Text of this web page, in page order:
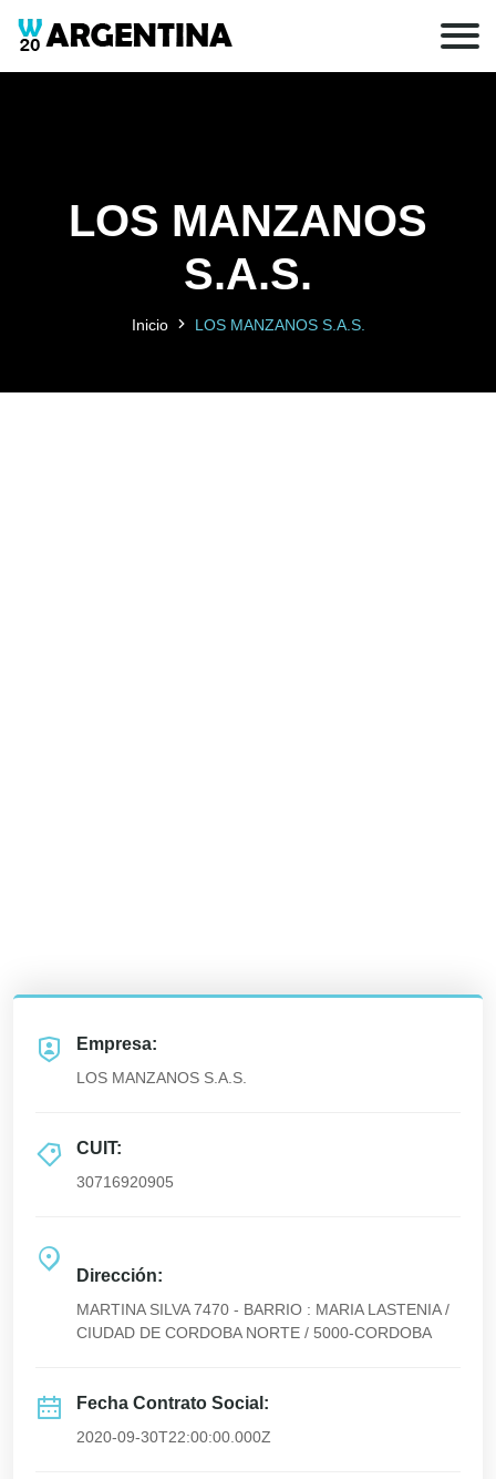
LOS MANZANOS
S.A.S.
Inicio LOS MANZANOS S.A.S.
Empresa:
LOS MANZANOS S.A.S.
CUIT:
30716920905
Dirección:
MARTINA SILVA 7470 - BARRIO : MARIA LASTENIA /
CIUDAD DE CORDOBA NORTE / 5000-CORDOBA
Fecha Contrato Social:
2020-09-30T22:00:00.000Z